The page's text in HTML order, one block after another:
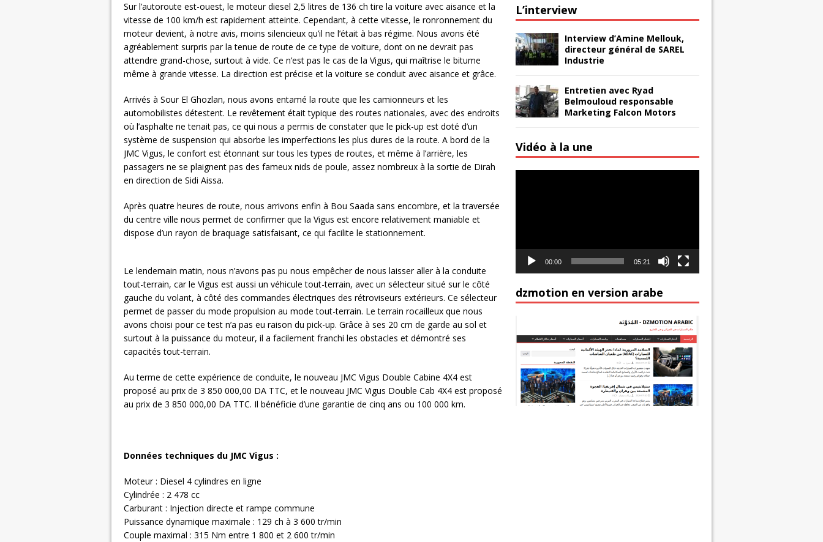
Sur l’autoroute est-ouest, le moteur diesel 2,5 litres de 136 ch tire la voiture avec aisance et la
vitesse de 100 km/h est rapidement atteinte. Cependant, à cette vitesse, le ronronnement du
moteur devient, à notre avis, moins silencieux qu’il ne l’était à bas régime. Nous avons été
agréablement surpris par la tenue de route de ce type de voiture, dont on ne devrait pas
attendre grand-chose, surtout à vide. Ce n’est pas le cas de la Vigus, qui maîtrise le bitume
même à grande vitesse. La direction est précise et la voiture se conduit avec aisance et grâce.
Arrivés à Sour El Ghozlan, nous avons entamé la route que les camionneurs et les
automobilistes détestent. Le revêtement était typique des routes nationales, avec des endroits
où l’asphalte ne tenait pas, ce qui nous a permis de constater que le pick-up est doté d’un
système de suspension qui absorbe les imperfections les plus dures de la route. A bord de la
JMC Vigus, le confort est étonnant sur tous les types de routes, et même à l’arrière, les
passagers ne se plaignent pas des fameux nids de poule, assez nombreux à la sortie de Dirah
en direction de Sidi Aissa.
Après quatre heures de route, nous arrivons enfin à Bou Saada sans encombre, et la traversée
du centre ville nous permet de confirmer que la Vigus est encore relativement maniable et
dispose d’un rayon de braquage satisfaisant, ce qui facilite le stationnement.
Le lendemain matin, nous n’avons pas pu nous empêcher de nous laisser aller à la conduite
tout-terrain, car le Vigus est aussi un véhicule tout-terrain, avec un sélecteur situé sur le côté
gauche du volant, à côté des commandes électriques des rétroviseurs extérieurs. Ce sélecteur
permet de passer du mode propulsion au mode tout-terrain. Le terrain rocailleux que nous
avons choisi pour ce test n’a pas eu raison du pick-up. Grâce à ses 20 cm de garde au sol et
surtout à la puissance du moteur, il a facilement franchi les obstacles et démontré ses
capacités tout-terrain.
Au terme de cette expérience de conduite, le nouveau JMC Vigus Double Cabine 4X4 est
proposé au prix de 3 850 000,00 DA TTC, et le nouveau JMC Vigus Double Cab 4X4 est proposé
au prix de 3 850 000,00 DA TTC. Il bénéficie d’une garantie de cinq ans ou 100 000 km.
Données techniques du JMC Vigus :
Moteur : Diesel 4 cylindres en ligne
Cylindrée : 2 478 cc
Carburant : Injection directe et rampe commune
Puissance dynamique maximale : 129 ch à 3 600 tr/min
Couple maximal : 315 Nm entre 1 800 et 2 600 tr/min
L’interview
Interview d’Amine Mellouk,
directeur général de SAREL
Industrie
Entretien avec Ryad
Belmouloud responsable
Marketing Falcon Motors
Vidéo à la une
00:00 05:21
dzmotion en version arabe